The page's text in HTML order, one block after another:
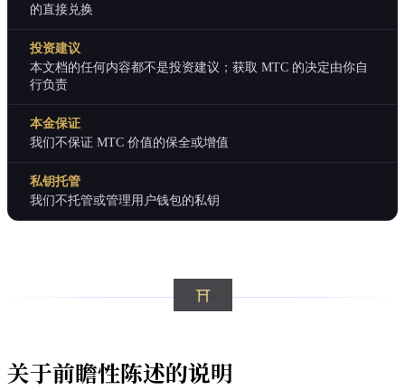
的直接兑换
投资建议
本文档的任何内容都不是投资建议；获取 MTC 的决定由你自
行负责
本金保证
我们不保证 MTC 价值的保全或增值
私钥托管
我们不托管或管理用户钱包的私钥
关于前瞻性陈述的说明